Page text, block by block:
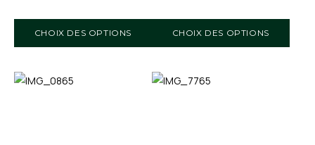
CHOIX DES OPTIONS CHOIX DES OPTIONS